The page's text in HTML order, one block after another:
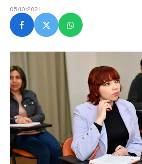
05/10/2021